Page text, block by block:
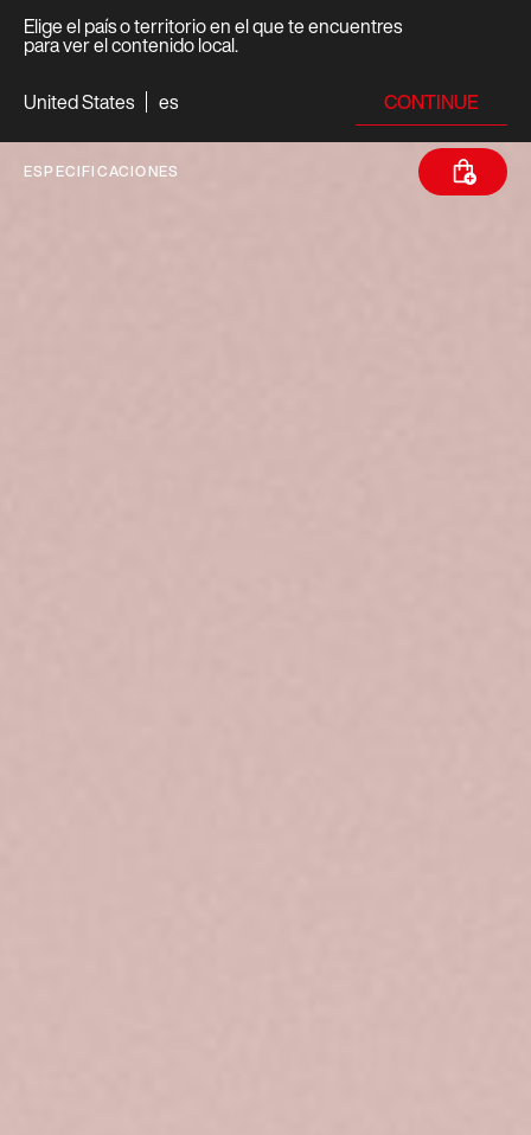
Elige el país o territorio en el que te encuentres
para ver el contenido local.
United States
es CONTINUE
ESPECIFICACIONES